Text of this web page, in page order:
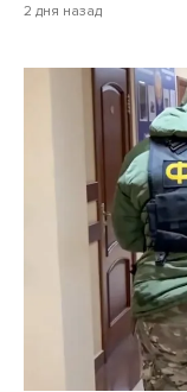
2 дня назад